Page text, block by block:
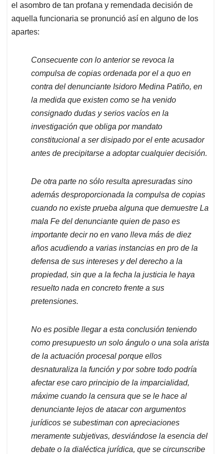
el asombro de tan profana y remendada decisión de
aquella funcionaria se pronunció así en alguno de los
apartes:
Consecuente con lo anterior se revoca la
compulsa de copias ordenada por el a quo en
contra del denunciante Isidoro Medina Patiño, en
la medida que existen como se ha venido
consignado dudas y serios vacíos en la
investigación que obliga por mandato
constitucional a ser disipado por el ente acusador
antes de precipitarse a adoptar cualquier decisión.
De otra parte no sólo resulta apresuradas sino
además desproporcionada la compulsa de copias
cuando no existe prueba alguna que demuestre La
mala Fe del denunciante quien de paso es
importante decir no en vano lleva más de diez
años acudiendo a varias instancias en pro de la
defensa de sus intereses y del derecho a la
propiedad, sin que a la fecha la justicia le haya
resuelto nada en concreto frente a sus
pretensiones.
No es posible llegar a esta conclusión teniendo
como presupuesto un solo ángulo o una sola arista
de la actuación procesal porque ellos
desnaturaliza la función y por sobre todo podría
afectar ese caro principio de la imparcialidad,
máxime cuando la censura que se le hace al
denunciante lejos de atacar con argumentos
jurídicos se subestiman con apreciaciones
meramente subjetivas, desviándose la esencia del
debate o la dialéctica jurídica, que se circunscribe